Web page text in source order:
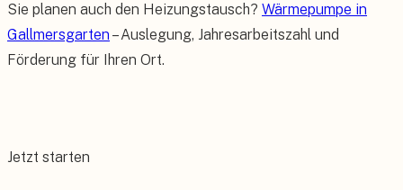
Sie planen auch den Heizungstausch? Wärmepumpe in
Gallmersgarten – Auslegung, Jahresarbeitszahl und
Förderung für Ihren Ort.
Jetzt starten